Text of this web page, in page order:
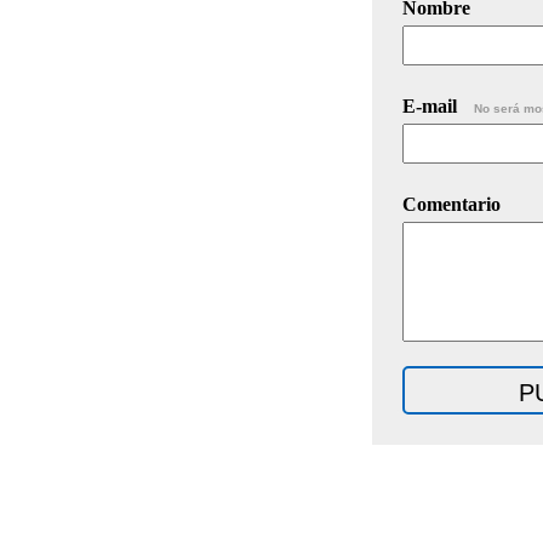
Nombre
E-mail No será
Comentario